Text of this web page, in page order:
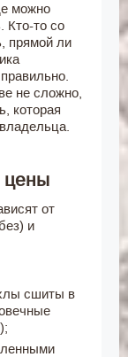
можно
Кто-то со
прямой ли
не сложно,
которая
цены
от
и
сшиты в